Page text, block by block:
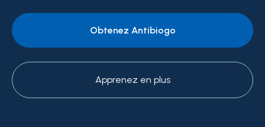
Obtenez Antibiogo
Apprenez en plus